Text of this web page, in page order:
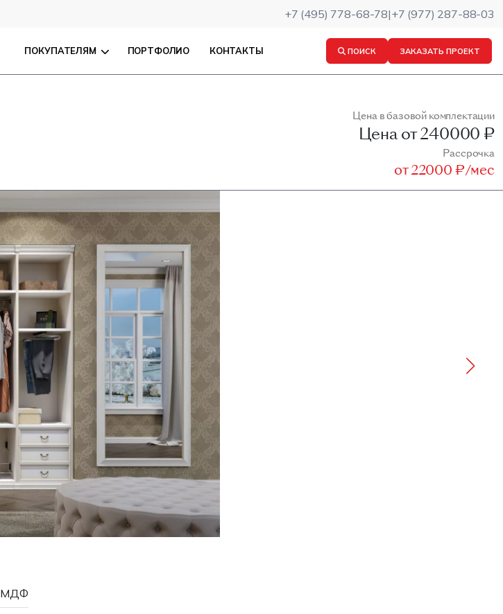
+7 (495) 778-68-78|+7 (977) 287-88-03
ПОКУПАТЕЛЯМ ПОРТФОЛИО КОНТАКТЫ ПОИСК ЗАКАЗАТЬ ПРОЕКТ
Цена в базовой комплектации
Цена от240000 ₽
Рассрочка
от22000 ₽/мес
МДФ